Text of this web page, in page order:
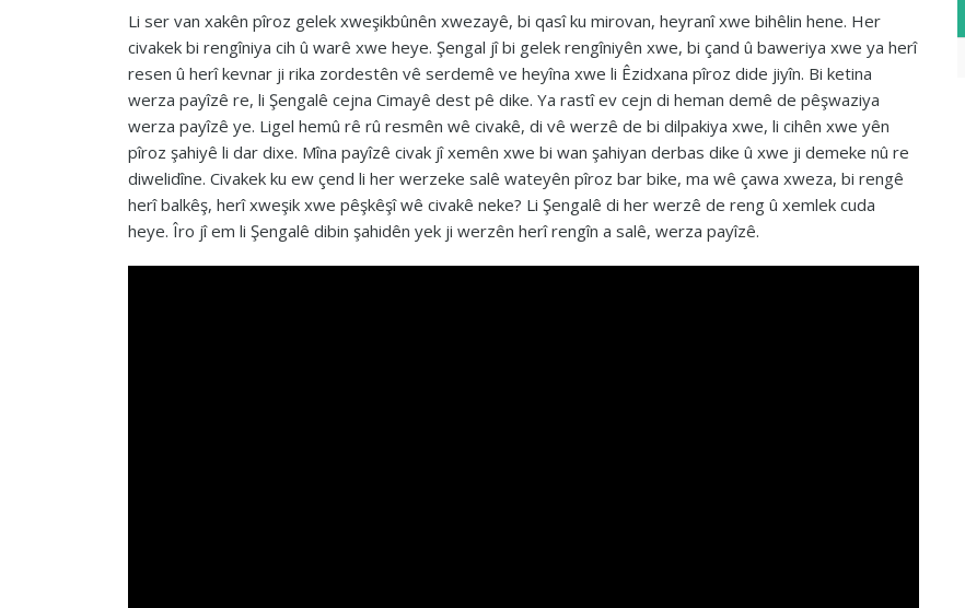
Li ser van xakên pîroz gelek xweşikbûnên xwezayê, bi qasî ku mirovan, heyranî xwe bihêlin hene. Her
civakek bi rengîniya cih û warê xwe heye. Şengal jî bi gelek rengîniyên xwe, bi çand û baweriya xwe ya herî
resen û herî kevnar ji rika zordestên vê serdemê ve heyîna xwe li Êzidxana pîroz dide jiyîn. Bi ketina
werza payîzê re, li Şengalê cejna Cimayê dest pê dike. Ya rastî ev cejn di heman demê de pêşwaziya
werza payîzê ye. Ligel hemû rê rû resmên wê civakê, di vê werzê de bi dilpakiya xwe, li cihên xwe yên
pîroz şahiyê li dar dixe. Mîna payîzê civak jî xemên xwe bi wan şahiyan derbas dike û xwe ji demeke nû re
diwelidîne. Civakek ku ew çend li her werzeke salê wateyên pîroz bar bike, ma wê çawa xweza, bi rengê
herî balkêş, herî xweşik xwe pêşkêşî wê civakê neke? Li Şengalê di her werzê de reng û xemlek cuda
heye. Îro jî em li Şengalê dibin şahidên yek ji werzên herî rengîn a salê, werza payîzê.